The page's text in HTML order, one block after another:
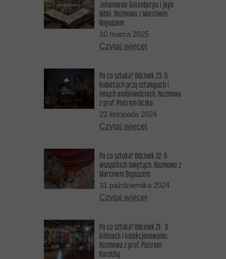
Johannesie Gutenbergu i jego
Biblii. Rozmowa z Marcinem
Boguszem
10 marca 2025
Czytaj więcej
Po co sztuka? Odcinek 23: O
kobietach przy sztalugach i
innych osobliwościach. Rozmowa
z prof. Piotrem Oczko
22 listopada 2024
Czytaj więcej
Po co sztuka? Odcinek 22: O
wszystkich świętych. Rozmowa z
Marcinem Boguszem
31 października 2024
Czytaj więcej
Po co sztuka? Odcinek 21: O
kilimach i kolekcjonowaniu.
Rozmowa z prof. Piotrem
Kordubą